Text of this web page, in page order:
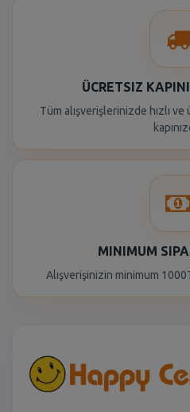
ÜCRETSIZ
Tüm alışverişlerinizde hızlı
MINIMUM
Alışverişinizin minimum